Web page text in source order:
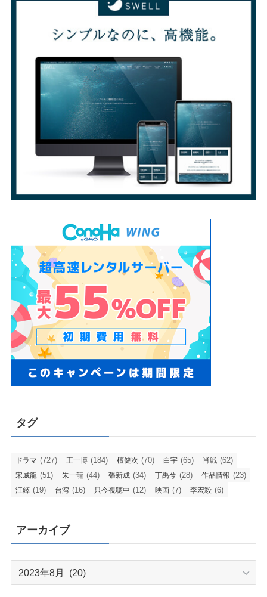
タグ
ドラマ (727) 王一博 (184) 檀健次 (70) 白宇 (65) 肖戦 (62)
宋威龍 (51) 朱一龍 (44) 張新成 (34) 丁禹兮 (28) 作品情報 (23)
汪鐸 (19) 台湾 (16) 只今視聴中 (12) 映画 (7) 李宏毅 (6)
アーカイブ